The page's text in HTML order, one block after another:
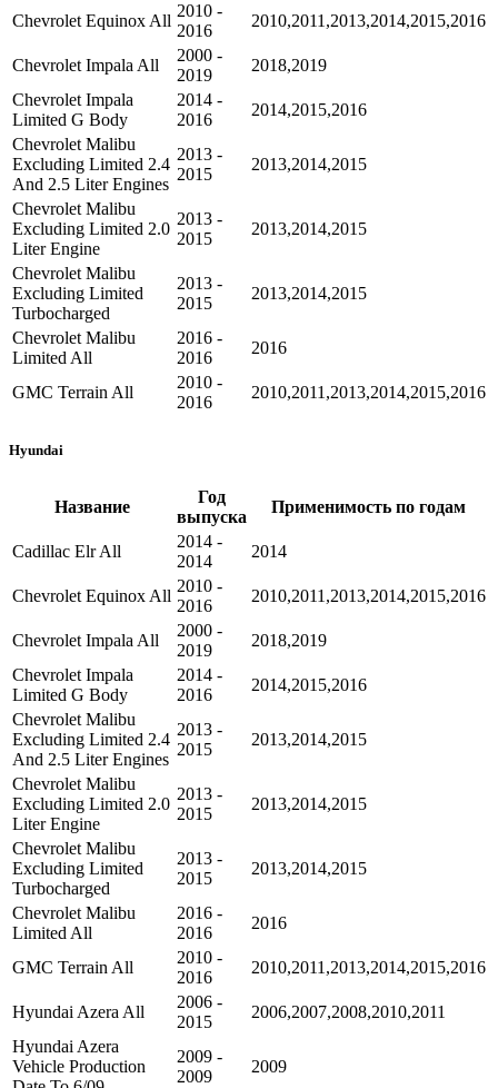
Chevrolet Equinox All
2010 -
2016
2010,2011,2013,2014,2015,2016
Chevrolet Impala All
2000 -
2019
2018,2019
Chevrolet Impala
Limited G Body
2014 -
2016
2014,2015,2016
Chevrolet Malibu
Excluding Limited 2.4
And 2.5 Liter Engines
2013 -
2015
2013,2014,2015
Chevrolet Malibu
Excluding Limited 2.0
Liter Engine
2013 -
2015
2013,2014,2015
Chevrolet Malibu
Excluding Limited
Turbocharged
2013 -
2015
2013,2014,2015
Chevrolet Malibu
Limited All
2016 -
2016
2016
GMC Terrain All
2010 -
2016
2010,2011,2013,2014,2015,2016
Hyundai
Название
Год
выпуска
Применимость по годам
Cadillac Elr All
2014 -
2014
2014
Chevrolet Equinox All
2010 -
2016
2010,2011,2013,2014,2015,2016
Chevrolet Impala All
2000 -
2019
2018,2019
Chevrolet Impala
Limited G Body
2014 -
2016
2014,2015,2016
Chevrolet Malibu
Excluding Limited 2.4
And 2.5 Liter Engines
2013 -
2015
2013,2014,2015
Chevrolet Malibu
Excluding Limited 2.0
Liter Engine
2013 -
2015
2013,2014,2015
Chevrolet Malibu
Excluding Limited
Turbocharged
2013 -
2015
2013,2014,2015
Chevrolet Malibu
Limited All
2016 -
2016
2016
GMC Terrain All
2010 -
2016
2010,2011,2013,2014,2015,2016
Hyundai Azera All
2006 -
2015
2006,2007,2008,2010,2011
Hyundai Azera
Vehicle Production
2009 -
2009
2009